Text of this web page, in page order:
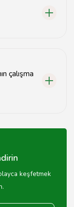
çalışma
keşfetmek